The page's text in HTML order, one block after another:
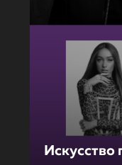
Искусство